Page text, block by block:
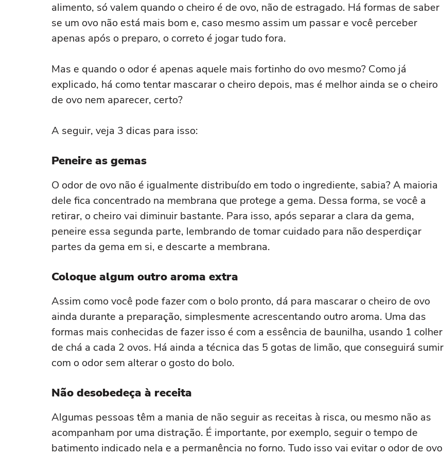
alimento, só valem quando o cheiro é de ovo, não de estragado. Há formas de saber
se um ovo não está mais bom e, caso mesmo assim um passar e você perceber
apenas após o preparo, o correto é jogar tudo fora.
Mas e quando o odor é apenas aquele mais fortinho do ovo mesmo? Como já
explicado, há como tentar mascarar o cheiro depois, mas é melhor ainda se o cheiro
de ovo nem aparecer, certo?
A seguir, veja 3 dicas para isso:
Peneire as gemas
O odor de ovo não é igualmente distribuído em todo o ingrediente, sabia? A maioria
dele fica concentrado na membrana que protege a gema. Dessa forma, se você a
retirar, o cheiro vai diminuir bastante. Para isso, após separar a clara da gema,
peneire essa segunda parte, lembrando de tomar cuidado para não desperdiçar
partes da gema em si, e descarte a membrana.
Coloque algum outro aroma extra
Assim como você pode fazer com o bolo pronto, dá para mascarar o cheiro de ovo
ainda durante a preparação, simplesmente acrescentando outro aroma. Uma das
formas mais conhecidas de fazer isso é com a essência de baunilha, usando 1 colher
de chá a cada 2 ovos. Há ainda a técnica das 5 gotas de limão, que conseguirá sumir
com o odor sem alterar o gosto do bolo.
Não desobedeça à receita
Algumas pessoas têm a mania de não seguir as receitas à risca, ou mesmo não as
acompanham por uma distração. É importante, por exemplo, seguir o tempo de
batimento indicado nela e a permanência no forno. Tudo isso vai evitar o odor de ovo